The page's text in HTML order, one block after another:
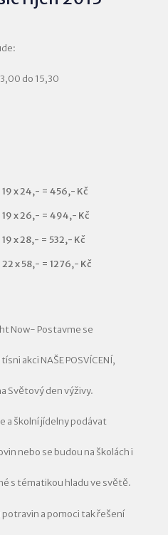
do 15,30
19 x 24,- = 456,- Kč
19 x 26,- = 494,- Kč
19 x 28,- = 532,- Kč
22 x 58,- = 1276,- Kč
Now- Postavme se
akci NAŠE POSVÍCENÍ,
Světový den výživy.
a školní jídelny podávat
nebo se budou na školách i
s tématikou hladu ve světě.
a pomoci tak řešení